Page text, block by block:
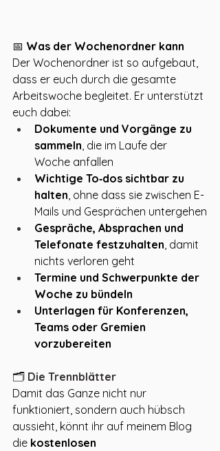
📅 Was der Wochenordner kann
Der Wochenordner ist so aufgebaut,
dass er euch durch die gesamte
Arbeitswoche begleitet. Er unterstützt
euch dabei:
Dokumente und Vorgänge zu
sammeln, die im Laufe der
Woche anfallen
Wichtige To‑dos sichtbar zu
halten, ohne dass sie zwischen E-
Mails und Gesprächen untergehen
Gespräche, Absprachen und
Telefonate festzuhalten, damit
nichts verloren geht
Termine und Schwerpunkte der
Woche zu bündeln
Unterlagen für Konferenzen,
Teams oder Gremien
vorzubereiten
🗂️ Die Trennblätter
Damit das Ganze nicht nur
funktioniert, sondern auch hübsch
aussieht, könnt ihr auf meinem Blog
die kostenlosen